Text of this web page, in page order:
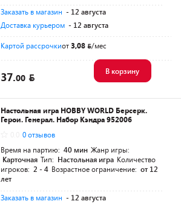
Заказать в магазин - 12 августа
Доставка курьером - 12 августа
Картой рассрочкиот3,08 /мес
37.00
В корзину
Настольная игра HOBBY WORLD Берсерк.
Герои. Генерал. Набор Кэндра 952006
0 отзывов
Время на партию: 40 мин Жанр игры:
Карточная Тип: Настольная игра Количество
игроков: 2 - 4 Возрастное ограничение: от 12
лет
Заказать в магазин - 12 августа